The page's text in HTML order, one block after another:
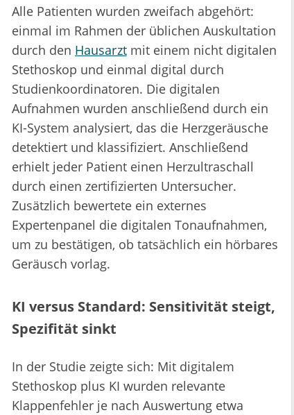
Alle Patienten wurden zweifach abgehört:
einmal im Rahmen der üblichen Auskultation
durch den Hausarztmit einem nicht digitalen
Stethoskop und einmal digital durch
Studienkoordinatoren. Die digitalen
Aufnahmen wurden anschließend durch ein
KI-System analysiert, das die Herzgeräusche
detektiert und klassifiziert. Anschließend
erhielt jeder Patient einen Herzultraschall
durch einen zertifizierten Untersucher.
Zusätzlich bewertete ein externes
Expertenpanel die digitalen Tonaufnahmen,
um zu bestätigen, ob tatsächlich ein hörbares
Geräusch vorlag.
KI versus Standard: Sensitivität steigt,
Spezifität sinkt
In der Studie zeigte sich: Mit digitalem
Stethoskop plus KI wurden relevante
Klappenfehler je nach Auswertung etwa